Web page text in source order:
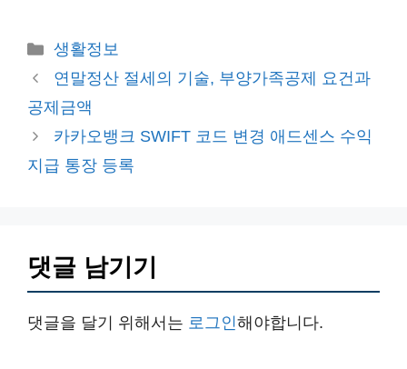
카
테
리
생활정보
연말정산 절세의 기술, 부양가족공제 요건과
공제금액
카카오뱅크 SWIFT 코드 변경 애드센스 수익
지급 통장 등록
댓글 남기기
댓글을 달기 위해서는 로그인해야합니다.